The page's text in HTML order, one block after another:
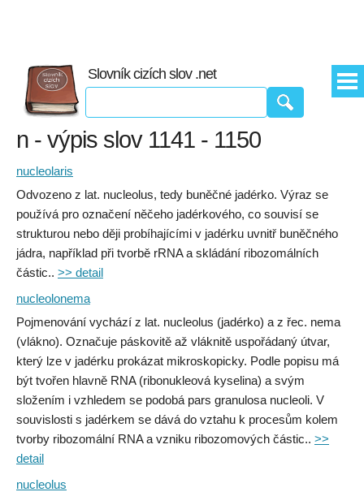
Slovník cizích slov .net
n - výpis slov 1141 - 1150
nucleolaris
Odvozeno z lat. nucleolus, tedy buněčné jadérko. Výraz se
používá pro označení něčeho jadérkového, co souvisí se
strukturou nebo ději probíhajícími v jadérku uvnitř buněčného
jádra, například při tvorbě rRNA a skládání ribozomálních
částic.. >> detail
nucleolonema
Pojmenování vychází z lat. nucleolus (jadérko) a z řec. nema
(vlákno). Označuje páskovitě až vláknitě uspořádaný útvar,
který lze v jadérku prokázat mikroskopicky. Podle popisu má
být tvořen hlavně RNA (ribonukleová kyselina) a svým
složením i vzhledem se podobá pars granulosa nucleoli. V
souvislosti s jadérkem se dává do vztahu k procesům kolem
tvorby ribozomální RNA a vzniku ribozomových částic.. >>
detail
nucleolus